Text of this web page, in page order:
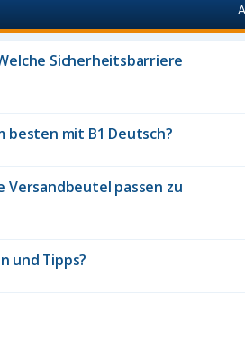
Sicherheitsbarriere
besten mit B1 Deutsch?
Versandbeutel passen zu
und Tipps?